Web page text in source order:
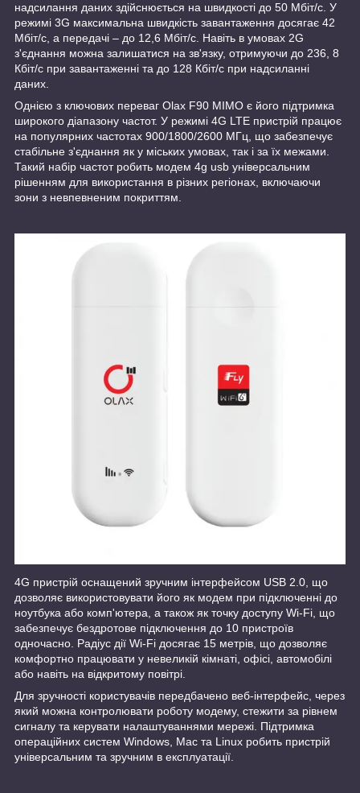
надсилання даних здійснюється на швидкості до 50 Мбіт/с. У
режимі 3G максимальна швидкість завантаження досягає 42
Мбіт/с, а передачі – до 12,6 Мбіт/с. Навіть в умовах 2G
з'єднання можна залишатися на зв'язку, отримуючи до 236, 8
Кбіт/с при завантаженні та до 128 Кбіт/с при надсиланні
даних.
Однією з ключових переваг Olax F90 MIMO є його підтримка
широкого діапазону частот. У режимі 4G LTE пристрій працює
на популярних частотах 900/1800/2600 МГц, що забезпечує
стабільне з'єднання як у міських умовах, так і за їх межами.
Такий набір частот робить модем 4g usb універсальним
рішенням для використання в різних регіонах, включаючи
зони з невпевненим покриттям.
4G пристрій оснащений зручним інтерфейсом USB 2.0, що
дозволяє використовувати його як модем при підключенні до
ноутбука або комп'ютера, а також як точку доступу Wi-Fi, що
забезпечує бездротове підключення до 10 пристроїв
одночасно. Радіус дії Wi-Fi досягає 15 метрів, що дозволяє
комфортно працювати у невеликій кімнаті, офісі, автомобілі
або навіть на відкритому повітрі.
Для зручності користувачів передбачено веб-інтерфейс, через
який можна контролювати роботу модему, стежити за рівнем
сигналу та керувати налаштуваннями мережі. Підтримка
операційних систем Windows, Mac та Linux робить пристрій
універсальним та зручним в експлуатації.